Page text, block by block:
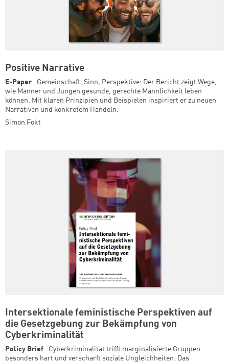
Positive Narrative
E-Paper
Gemeinschaft, Sinn, Perspektive: Der Bericht zeigt Wege,
wie Männer und Jungen gesunde, gerechte Männlichkeit leben
können. Mit klaren Prinzipien und Beispielen inspiriert er zu neuen
Narrativen und konkretem Handeln.
Simon Fokt
Intersektionale feministische Perspektiven auf
die Gesetzgebung zur Bekämpfung von
Cyberkriminalität
Policy Brief
Cyberkriminalität trifft marginalisierte Gruppen
besonders hart und verschärft soziale Ungleichheiten. Das